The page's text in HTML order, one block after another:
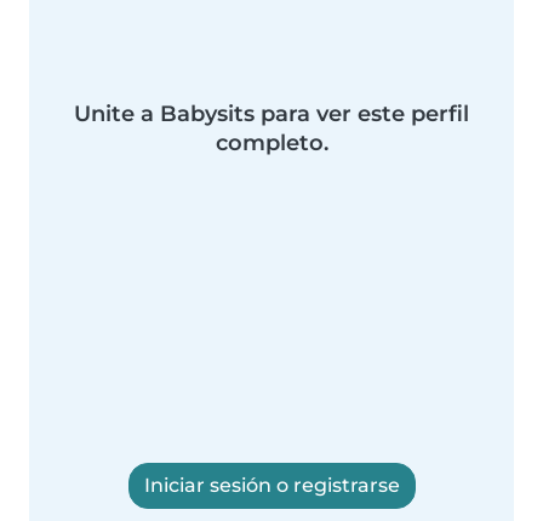
Unite a Babysits para ver este perfil
completo.
Iniciar sesión o registrarse